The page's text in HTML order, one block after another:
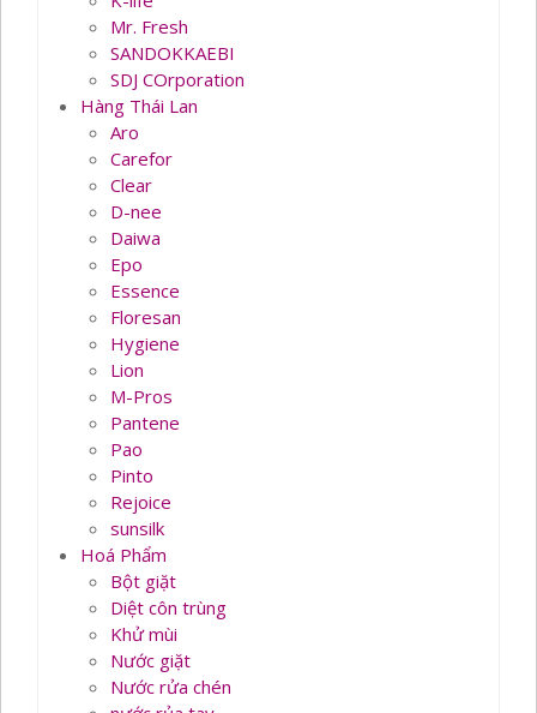
Mr. Fresh
SANDOKKAEBI
SDJ COrporation
Hàng Thái Lan
Aro
Carefor
Clear
D-nee
Daiwa
Epo
Essence
Floresan
Hygiene
Lion
M-Pros
Pantene
Pao
Pinto
Rejoice
sunsilk
Hoá Phẩm
Bột giặt
Diệt côn trùng
Khử mùi
Nước giặt
Nước rửa chén